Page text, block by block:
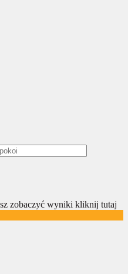
zobaczyć wyniki kliknij tutaj